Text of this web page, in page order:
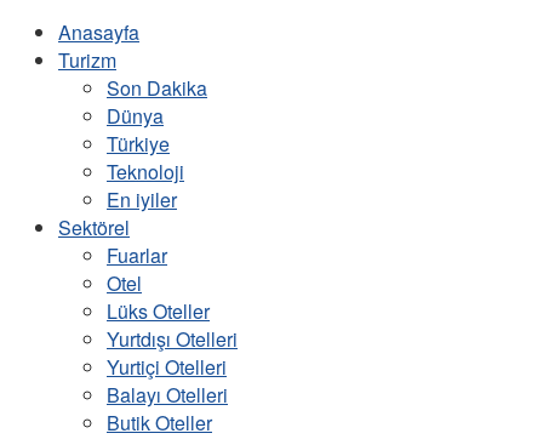
Anasayfa
Turizm
Son Dakika
Dünya
Türkiye
Teknoloji
En iyiler
Sektörel
Fuarlar
Otel
Lüks Oteller
Yurtdışı Otelleri
Yurtiçi Otelleri
Balayı Otelleri
Butik Oteller